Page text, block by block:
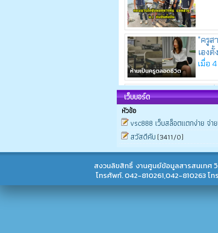
เว็บบอร์ด
หัวข้อ
vsc888 เว็บสล็อตแตกง่าย จ่า
สวัสดีคับ (3411/0)
สงวนลิขสิทธิ์ งานศูนย์ข้อมูลสารสนเทศ
โทรศัพท์. 042-810261,042-810263 โ